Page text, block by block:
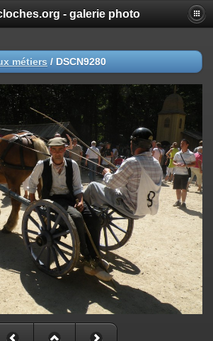
- galerie photo
métiers / DSCN9280